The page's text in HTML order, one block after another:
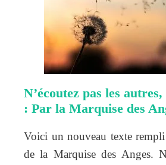
N’écoutez pas les
: Par la Marquise des
Voici un nouveau texte
de la Marquise des Anges.